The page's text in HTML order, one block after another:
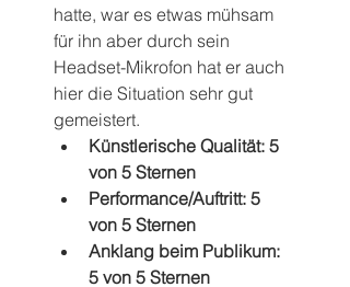
hatte, war es etwas mühsam
für ihn aber durch sein
Headset-Mikrofon hat er auch
hier die Situation sehr gut
gemeistert.
Künstlerische Qualität: 5
von 5 Sternen
Performance/Auftritt: 5
von 5 Sternen
Anklang beim Publikum:
5 von 5 Sternen